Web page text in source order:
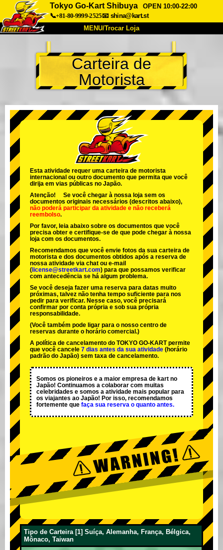
Tokyo Go-Kart Shibuya
OPEN 10:00-22:00
📞+81-80-9999-2525📧 shina@kart.st
MENU/Trocar Loja
Sobre Especificações Preços
Acesso Opiniões FAQ
Trocar Loja
Tokyo Akihabara#1
Tokyo Akihabara#2
Tokyo Shibuya Annex Tokyo Bay
Tokyo Asakusa
Okinawa
Carteira de
Motorista
Esta atividade requer uma carteira de motorista
internacional ou outro documento que permita que você
dirija em vias públicas no Japão.
Atenção! Se você chegar à nossa loja sem os
documentos originais necessários (descritos abaixo),
não poderá participar da atividade e não receberá
reembolso.
Por favor, leia abaixo sobre os documentos que você
precisa obter e certifique-se de que pode chegar à nossa
loja com os documentos.
Recomendamos que você envie fotos da sua carteira de
motorista e dos documentos obtidos após a reserva de
nossa atividade via chat ou e-mail
( license@streetkart.com) para que possamos verificar
com antecedência se há algum problema.
Se você deseja fazer uma reserva para datas muito
próximas, talvez não tenha tempo suficiente para nos
pedir para verificar. Nesse caso, você precisará
confirmar por conta própria e sob sua própria
responsabilidade.
(Você também pode ligar para o nosso centro de
reservas durante o horário comercial.)
A política de cancelamento do TOKYO GO-KART permite
que você cancele 7 dias antes da sua atividade (horário
padrão do Japão) sem taxa de cancelamento.
Somos os pioneiros e a maior empresa de kart no
Japão! Continuamos a colaborar com muitas
celebridades e somos a atividade mais popular para
os viajantes ao Japão! Por isso, recomendamos
fortemente que faça sua reserva o quanto antes.
Tipo de Carteira [1] Suíça, Alemanha, França, Bélgica,
Mônaco, Taiwan